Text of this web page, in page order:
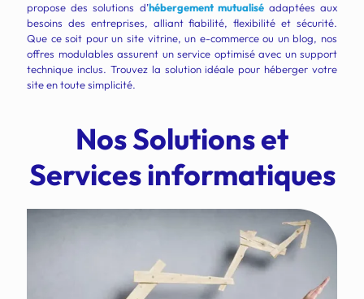
Nos Solutions et
Services informatiques
propose des solutions d’hébergement mutualiséadaptées aux
besoins des entreprises, alliant fiabilité, flexibilité et sécurité.
Que ce soit pour un site vitrine, un e-commerce ou un blog, nos
offres modulables assurent un service optimisé avec un support
technique inclus. Trouvez la solution idéale pour héberger votre
site en toute simplicité.